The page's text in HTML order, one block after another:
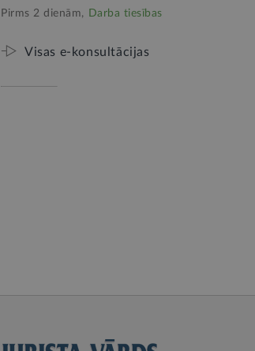
Pirms 2 dienām, Darba tiesības
Visas e-konsultācijas